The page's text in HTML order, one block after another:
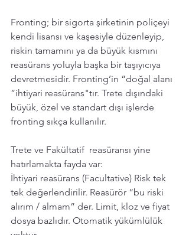
Fronting; bir sigorta şirketinin poliçeyi
kendi lisansı ve kaşesiyle düzenleyip,
riskin tamamını ya da büyük kısmını
reasürans yoluyla başka bir taşıyıcıya
devretmesidir. Fronting’in “doğal alanı
”ihtiyari reasürans"tır. Trete dışındaki
büyük, özel ve standart dışı işlerde
fronting sıkça kullanılır.
Trete ve Fakültatif  reasüransı yine
hatırlamakta fayda var:
İhtiyari reasürans (Facultative) Risk tek
tek değerlendirilir. Reasürör “bu riski
alırım / almam” der. Limit, kloz ve fiyat
dosya bazlıdır. Otomatik yükümlülük